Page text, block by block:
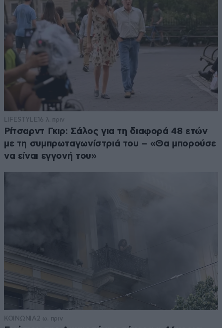
LIFESTYLE16 λ. πριν
Ρίτσαρντ Γκιρ: Σάλος για τη διαφορά 48 ετών
με τη συμπρωταγωνίστριά του – «Θα μπορούσε
να είναι εγγονή του»
ΚΟΙΝΩΝΙΑ 2 ω. πριν